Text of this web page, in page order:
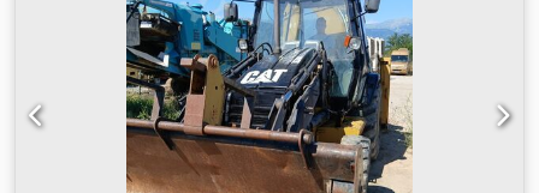
каменю. Для отримання детальної інформації та уточнення
цін, будь ласка, зверніться до нас. Cjdpfx Ahozlbmmjmsrf